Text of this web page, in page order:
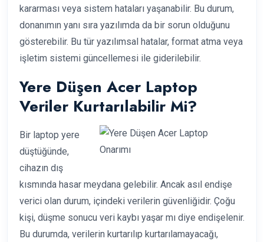
kararması veya sistem hataları yaşanabilir. Bu durum,
donanımın yanı sıra yazılımda da bir sorun olduğunu
gösterebilir. Bu tür yazılımsal hatalar, format atma veya
işletim sistemi güncellemesi ile giderilebilir.
Yere Düşen Acer Laptop
Veriler Kurtarılabilir Mi?
Bir laptop yere
düştüğünde,
cihazın dış
kısmında hasar meydana gelebilir. Ancak asıl endişe
verici olan durum, içindeki verilerin güvenliğidir. Çoğu
kişi, düşme sonucu veri kaybı yaşar mı diye endişelenir.
Bu durumda, verilerin kurtarılıp kurtarılamayacağı,